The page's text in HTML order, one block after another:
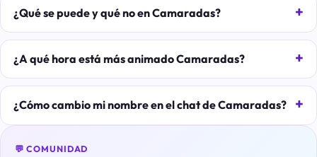
¿Qué se puede y qué no en Camaradas?
¿A qué hora está más animado Camaradas?
¿Cómo cambio mi nombre en el chat de Camaradas?
💬 COMUNIDAD